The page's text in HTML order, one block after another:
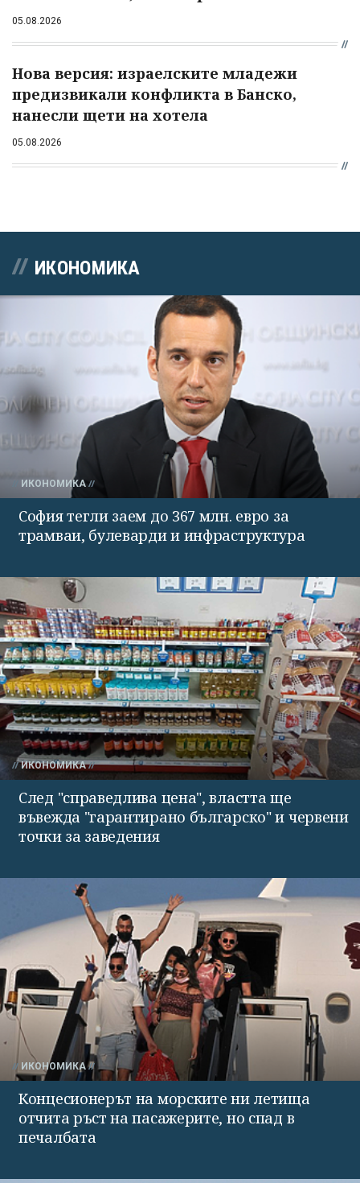
05.08.2026
Нова версия: израелските младежи
предизвикали конфликта в Банско,
нанесли щети на хотела
05.08.2026
ИКОНОМИКА
ИКОНОМИКА
София тегли заем до 367 млн. евро за
трамваи, булеварди и инфраструктура
ИКОНОМИКА
След "справедлива цена", властта ще
въвежда "гарантирано българско" и червени
точки за заведения
ИКОНОМИКА
Концесионерът на морските ни летища
отчита ръст на пасажерите, но спад в
печалбата